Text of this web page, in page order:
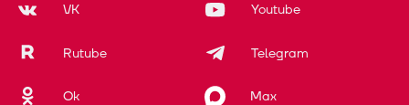
VK Youtube
Rutube Telegram
Ok Max